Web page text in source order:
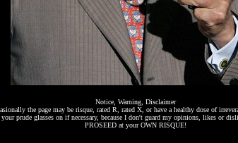
Notice, Warning, Disclaimer
the page may be risque, rated R, rated X, or have a healthy dose of
prude glasses on if necessary, because I don't guard my opinions, likes or
PROSEED at your OWN RISQUE!